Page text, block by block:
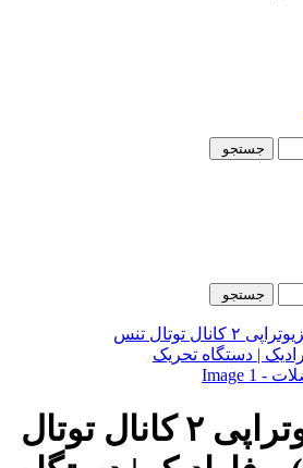
جستجو
جستجو
دستگاه فیزیوتراپی ۲ کانال توتال